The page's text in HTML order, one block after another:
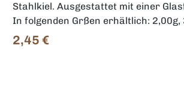
Stahlkiel. Ausgestattet mit einer
In folgenden Grßen erhältlich: 2,00g,
5,00g, 6,00g, 8,00g, 10,00g, 12,00g,
20,00g
Regulärer Preis:
2,45 €